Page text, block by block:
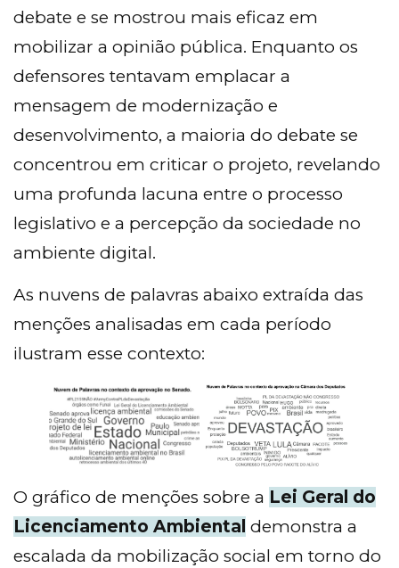
debate e se mostrou mais eficaz em
mobilizar a opinião pública. Enquanto os
defensores tentavam emplacar a
mensagem de modernização e
desenvolvimento, a maioria do debate se
concentrou em criticar o projeto, revelando
uma profunda lacuna entre o processo
legislativo e a percepção da sociedade no
ambiente digital.
As nuvens de palavras abaixo extraída das
menções analisadas em cada período
ilustram esse contexto:
O gráfico de menções sobre a Lei Geral do
Licenciamento Ambiental demonstra a
escalada da mobilização social em torno do